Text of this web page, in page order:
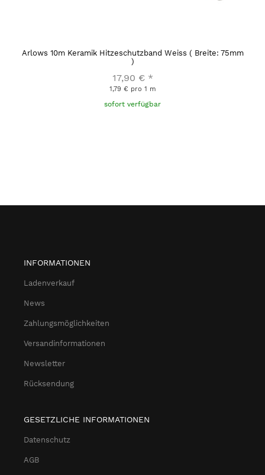
Arlows 10m Keramik Hitzeschutzband Weiss ( Breite: 75mm
)
17,90 € *
1,79 € pro 1 m
sofort verfügbar
INFORMATIONEN
Ladenverkauf
News
Zahlungsmöglichkeiten
Versandinformationen
Newsletter
Rücksendung
GESETZLICHE INFORMATIONEN
Datenschutz
AGB